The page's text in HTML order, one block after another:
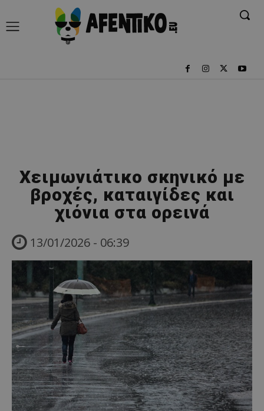
Χειμωνιάτικο σκηνικό με
βροχές, καταιγίδες και
χιόνια στα ορεινά
13/01/2026 - 06:39